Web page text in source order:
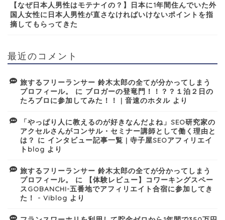
【なぜ日本人男性はモテナイの？】日本に1年間住んでいた外
国人女性に日本人男性が直さなければいけないポイントを指
摘してもらってきた
最近のコメント
旅するフリーランサー 鈴木太郎の全てが分かってしまう
プロフィール。
に ブロガーの登竜門！！？？１泊２日の
たろブロに参加してみた！！ | 音速のホタル より
「やっぱり人に教えるのが好きなんだよね」SEO研究家の
アクセルさんがコンサル・セミナー講師として働く理由と
は？ に インタビュー記事一覧 | 寺子屋SEOアフィリエイ
トblog より
旅するフリーランサー 鈴木太郎の全てが分かってしまう
プロフィール。
に
【体験レビュー】コワーキングスペー
スGOBANCHI-五番地でアフィリエイト合宿に参加してき
た！ - Viblog より